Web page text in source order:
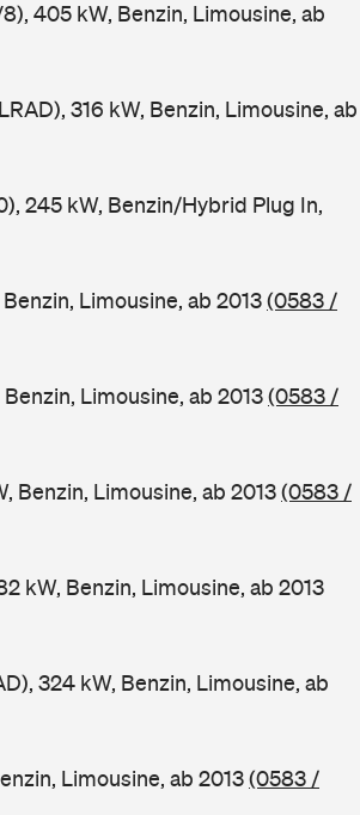
405 kW, Benzin, Limousine, ab
316 kW, Benzin, Limousine, ab
245 kW, Benzin/Hybrid Plug In,
Limousine, ab 2013(0583 /
Limousine, ab 2013(0583 /
Benzin, Limousine, ab 2013(0583 /
kW, Benzin, Limousine, ab 2013
324 kW, Benzin, Limousine, ab
Limousine, ab 2013(0583 /